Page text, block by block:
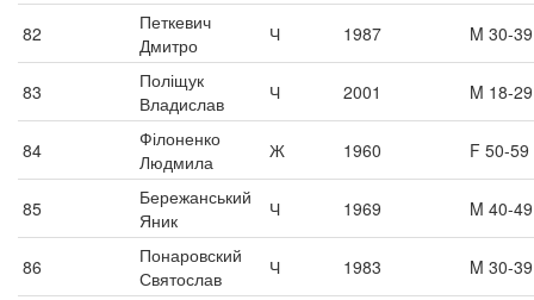
82
Петкевич
Дмитро
Ч 1987 M 30-39
83
Поліщук
Владислав
Ч 2001 M 18-29
84
Філоненко
Людмила
Ж 1960 F 50-59
85
Бережанський
Яник
Ч 1969 M 40-49
86
Понаровский
Святослав
Ч 1983 M 30-39